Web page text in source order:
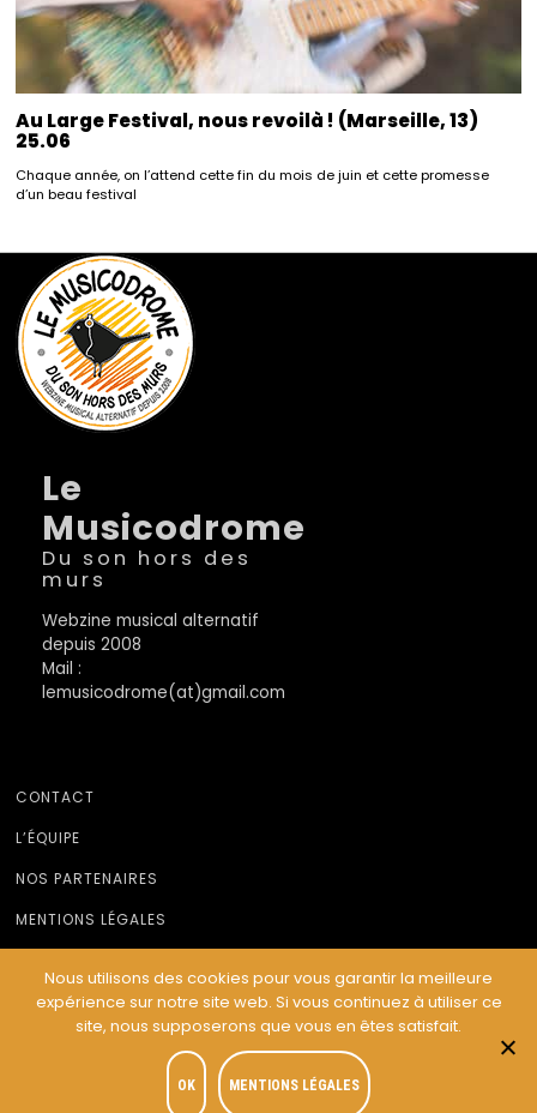
Au Large Festival, nous revoilà ! (Marseille, 13)
25.06
Chaque année, on l’attend cette fin du mois de juin et cette promesse
d’un beau festival
Le
Musicodrome
Du son hors des
murs
Webzine musical alternatif
depuis 2008
Mail :
lemusicodrome(at)gmail.com
CONTACT
L’ÉQUIPE
NOS PARTENAIRES
MENTIONS LÉGALES
© Le Musicodrome 2022 - Webdesign :Cereal Concept
Nous utilisons des cookies pour vous garantir la meilleure
expérience sur notre site web. Si vous continuez à utiliser ce
site, nous supposerons que vous en êtes satisfait.
OK MENTIONS LÉGALES